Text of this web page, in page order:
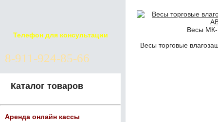
Телефон для консультации
8-911-924-85-66
Каталог товаров
Аренда онлайн кассы
Весы
Весы торговые